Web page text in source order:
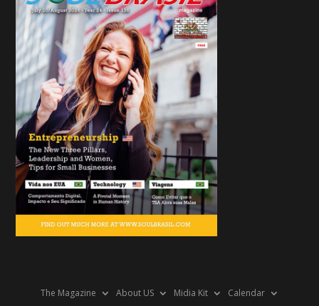
The Magazine About US Midia Kit Calendar